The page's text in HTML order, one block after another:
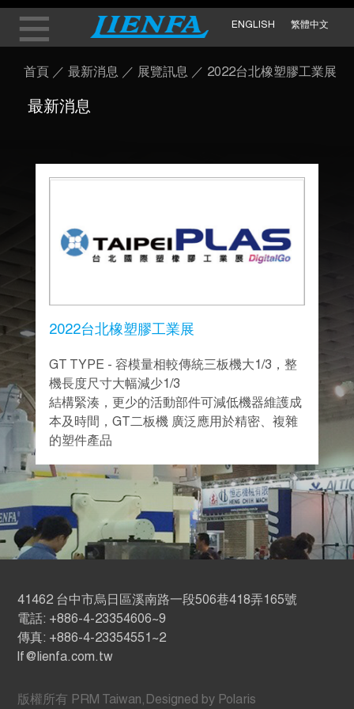
ENGLISH 繁體中文
首頁 ／ 最新消息 ／ 展覽訊息 ／ 2022台北橡塑膠工業展
最新消息
2022台北橡塑膠工業展
GT TYPE - 容模量相較傳統三板機大1/3，整
機長度尺寸大幅減少1/3
結構緊湊，更少的活動部件可減低機器維護成
本及時間，GT二板機 廣泛應用於精密、複雜
的塑件產品
41462 台中市烏日區溪南路一段506巷418弄165號
電話: +886-4-23354606~9
傳真: +886-4-23354551~2
lf@lienfa.com.tw
版權所有 PRM Taiwan , Designed by Polaris